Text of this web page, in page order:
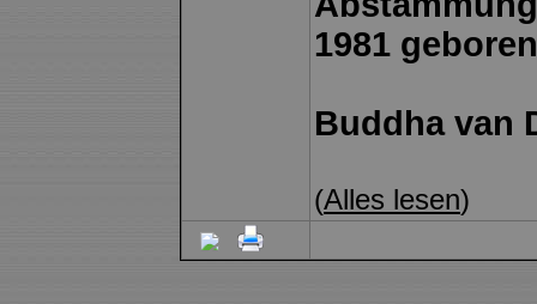
1981
Buddha van
(Alles lesen)